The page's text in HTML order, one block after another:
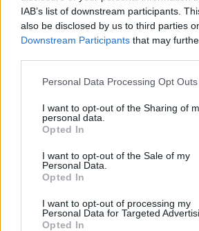
IAB’s list of downstream participants.
also be disclosed by us to third parties
Downstream Participants that may
Please note that this website/app uses
not limited to your visit or usage
grant or deny consent to Google and its
use your data for below specified
consent section.
Personal Data Processing Opt Outs
I want to opt-out of the Sharing of
personal data.
Opted In
I want to opt-out of the Sale of my
Personal Data.
Opted In
I want to opt-out of processing my
Personal Data for Targeted
Opted In
υποκλοπές
«Δεν θα νομιμοποιήσουμε το
την χώρα» είπε ο Νίκος